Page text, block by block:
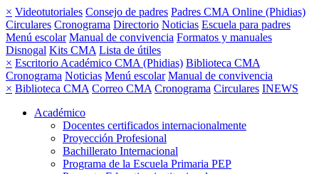
× Videotutoriales Consejo de padres Padres CMA Online (Phidias)
Circulares Cronograma Directorio Noticias Escuela para padres
Menú escolar Manual de convivencia Formatos y manuales
Disnogal Kits CMA Lista de útiles
× Escritorio Académico CMA (Phidias) Biblioteca CMA
Cronograma Noticias Menú escolar Manual de convivencia
× Biblioteca CMA Correo CMA Cronograma Circulares INEWS
Académico
Docentes certificados internacionalmente
Proyección Profesional
Bachillerato Internacional
Programa de la Escuela Primaria PEP